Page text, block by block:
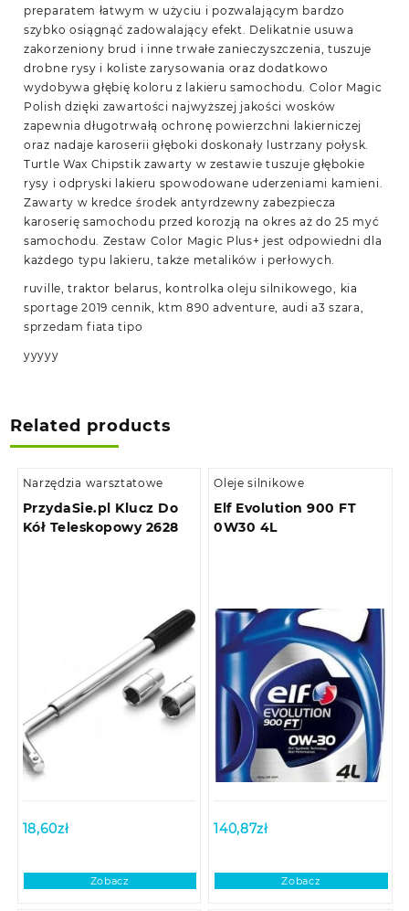
preparatem łatwym w użyciu i pozwalającym bardzo
szybko osiągnąć zadowalający efekt. Delikatnie usuwa
zakorzeniony brud i inne trwałe zanieczyszczenia, tuszuje
drobne rysy i koliste zarysowania oraz dodatkowo
wydobywa głębię koloru z lakieru samochodu. Color Magic
Polish dzięki zawartości najwyższej jakości wosków
zapewnia długotrwałą ochronę powierzchni lakierniczej
oraz nadaje karoserii głęboki doskonały lustrzany połysk.
Turtle Wax Chipstik zawarty w zestawie tuszuje głębokie
rysy i odpryski lakieru spowodowane uderzeniami kamieni.
Zawarty w kredce środek antyrdzewny zabezpiecza
karoserię samochodu przed korozją na okres aż do 25 myć
samochodu. Zestaw Color Magic Plus+ jest odpowiedni dla
każdego typu lakieru, także metalików i perłowych.
ruville, traktor belarus, kontrolka oleju silnikowego, kia
sportage 2019 cennik, ktm 890 adventure, audi a3 szara,
sprzedam fiata tipo
yyyyy
Related products
Narzędzia warsztatowe
PrzydaSie.pl Klucz Do
Kół Teleskopowy 2628
18,60zł
Zobacz
Oleje silnikowe
Elf Evolution 900 FT
0W30 4L
140,87zł
Zobacz